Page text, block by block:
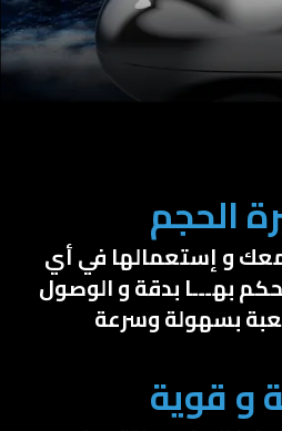
الحجم
و إستعمالها في أي
بهـــا بدقة و الوصول
بسهولة وسرعة
و قوية